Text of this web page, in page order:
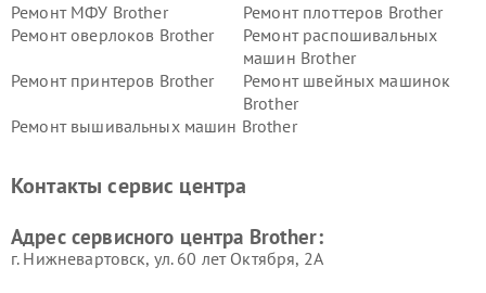
Ремонт МФУ Brother
Ремонт плоттеров Brother
Ремонт оверлоков Brother
Ремонт распошивальных
машин Brother
Ремонт принтеров Brother
Ремонт швейных машинок
Brother
Ремонт вышивальных машин Brother
Контакты сервис центра
Адрес сервисного центра Brother:
г. Нижневартовск, ул. 60 лет Октября, 2А